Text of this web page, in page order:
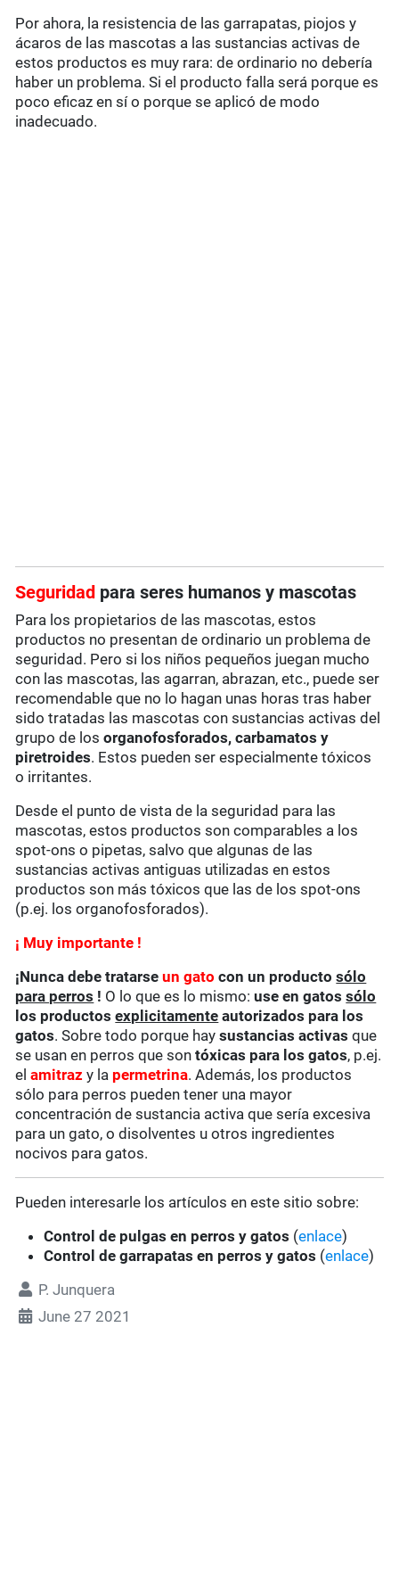
Por ahora, la resistencia de las garrapatas, piojos y
ácaros de las mascotas a las sustancias activas de
estos productos es muy rara: de ordinario no debería
haber un problema. Si el producto falla será porque es
poco eficaz en sí o porque se aplicó de modo
inadecuado.
Seguridad para seres humanos y mascotas
Para los propietarios de las mascotas, estos
productos no presentan de ordinario un problema de
seguridad. Pero si los niños pequeños juegan mucho
con las mascotas, las agarran, abrazan, etc., puede ser
recomendable que no lo hagan unas horas tras haber
sido tratadas las mascotas con sustancias activas del
grupo de losorganofosforados, carbamatos y
piretroides. Estos pueden ser especialmente tóxicos
o irritantes.
Desde el punto de vista de la seguridad para las
mascotas, estos productos son comparables a los
spot-ons o pipetas, salvo que algunas de las
sustancias activas antiguas utilizadas en estos
productos son más tóxicos que las de los spot-ons
(p.ej. los organofosforados).
¡ Muy importante !
¡Nunca debe tratarse un gato con un productosólo
para perros ! O lo que es lo mismo:use en gatossólo
los productosexplicitamente autorizados para los
gatos. Sobre todo porque haysustancias activasque
se usan en perros que sontóxicas para los gatos, p.ej.
elamitraz y la permetrina. Además, los productos
sólo para perros pueden tener una mayor
concentración de sustancia activa que sería excesiva
para un gato, o disolventes u otros ingredientes
nocivos para gatos.
Pueden interesarle los artículos en este sitio sobre:
Control de pulgas en perros y gatos (enlace)
Control de garrapatas en perros y gatos (enlace)
P. Junquera
June 27 2021